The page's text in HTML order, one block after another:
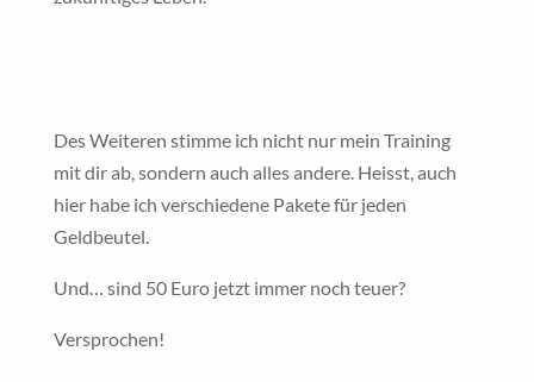
Des Weiteren stimme ich nicht nur mein Training
mit dir ab, sondern auch alles andere. Heisst, auch
hier habe ich verschiedene Pakete für jeden
Geldbeutel.
Und… sind 50 Euro jetzt immer noch teuer?
Versprochen!